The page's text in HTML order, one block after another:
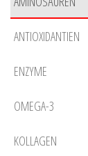
ANTIOXIDANTIEN
ENZYME
OMEGA-3
KOLLAGEN